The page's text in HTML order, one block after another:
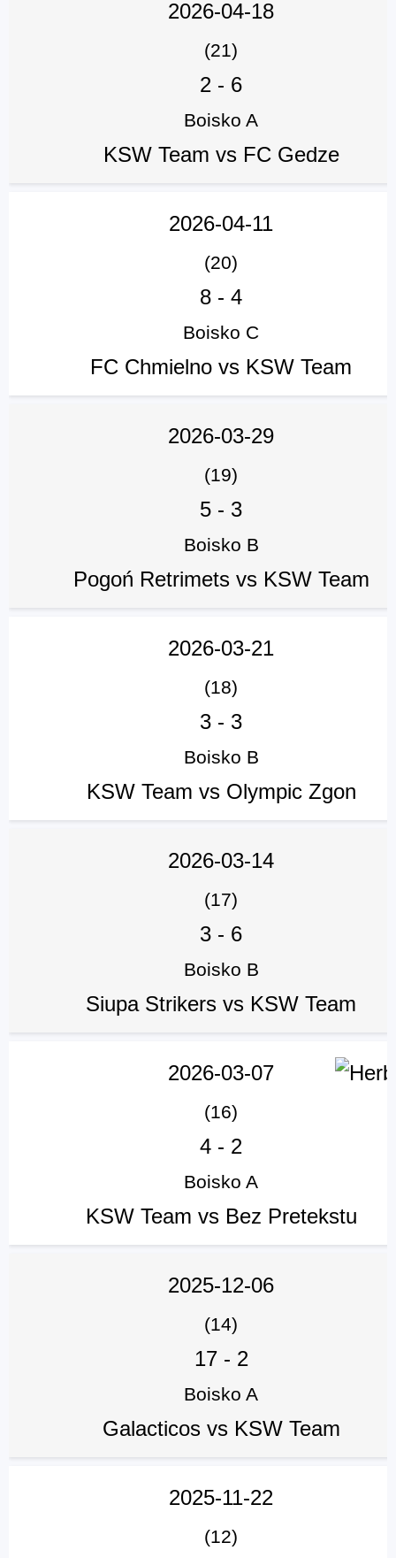
2026-04-18
(21)
2 - 6
Boisko A
KSW Team vs FC Gedze
2026-04-11
(20)
8 - 4
Boisko C
FC Chmielno vs KSW Team
2026-03-29
(19)
5 - 3
Boisko B
Pogoń Retrimets vs KSW Team
2026-03-21
(18)
3 - 3
Boisko B
KSW Team vs Olympic Zgon
2026-03-14
(17)
3 - 6
Boisko B
Siupa Strikers vs KSW Team
2026-03-07
(16)
4 - 2
Boisko A
KSW Team vs Bez Pretekstu
2025-12-06
(14)
17- 2
Boisko A
Galacticos vs KSW Team
2025-11-22
(12)